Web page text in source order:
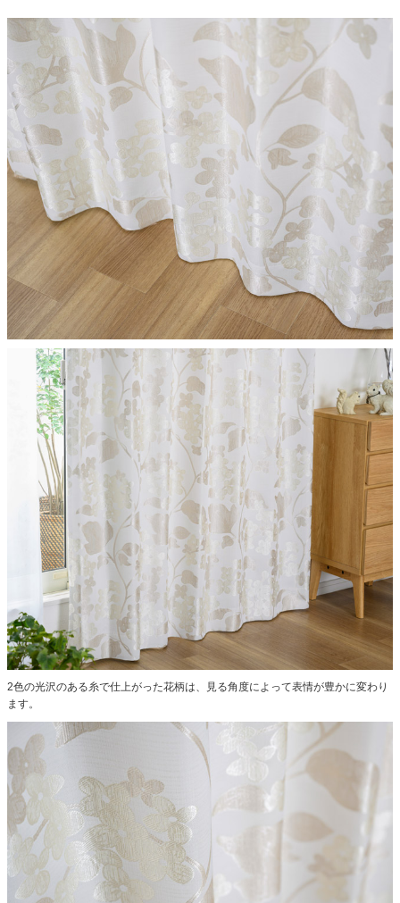
2色の光沢のある糸で仕上がった花柄は、見る角度によって表情が豊かに変わり
ます。